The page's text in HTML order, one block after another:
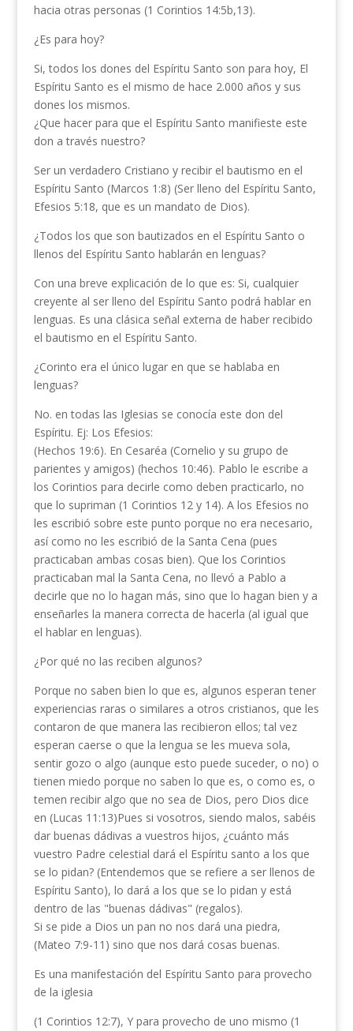
hacia otras personas (1 Corintios 14:5b,13).
¿Es para hoy?
Si, todos los dones del Espíritu Santo son para hoy, El
Espíritu Santo es el mismo de hace 2.000 años y sus
dones los mismos.
¿Que hacer para que el Espíritu Santo manifieste este
don a través nuestro?
Ser un verdadero Cristiano y recibir el bautismo en el
Espíritu Santo (Marcos 1:8) (Ser lleno del Espíritu Santo,
Efesios 5:18, que es un mandato de Dios).
¿Todos los que son bautizados en el Espíritu Santo o
llenos del Espíritu Santo hablarán en lenguas?
Con una breve explicación de lo que es: Si, cualquier
creyente al ser lleno del Espíritu Santo podrá hablar en
lenguas. Es una clásica señal externa de haber recibido
el bautismo en el Espíritu Santo.
¿Corinto era el único lugar en que se hablaba en
lenguas?
No. en todas las Iglesias se conocía este don del
Espíritu. Ej: Los Efesios:
(Hechos 19:6). En Cesaréa (Cornelio y su grupo de
parientes y amigos) (hechos 10:46). Pablo le escribe a
los Corintios para decirle como deben practicarlo, no
que lo supriman (1 Corintios 12 y 14). A los Efesios no
les escribió sobre este punto porque no era necesario,
así como no les escribió de la Santa Cena (pues
practicaban ambas cosas bien). Que los Corintios
practicaban mal la Santa Cena, no llevó a Pablo a
decirle que no lo hagan más, sino que lo hagan bien y a
enseñarles la manera correcta de hacerla (al igual que
el hablar en lenguas).
¿Por qué no las reciben algunos?
Porque no saben bien lo que es, algunos esperan tener
experiencias raras o similares a otros cristianos, que les
contaron de que manera las recibieron ellos; tal vez
esperan caerse o que la lengua se les mueva sola,
sentir gozo o algo (aunque esto puede suceder, o no) o
tienen miedo porque no saben lo que es, o como es, o
temen recibir algo que no sea de Dios, pero Dios dice
en (Lucas 11:13)Pues si vosotros, siendo malos, sabéis
dar buenas dádivas a vuestros hijos, ¿cuánto más
vuestro Padre celestial dará el Espíritu santo a los que
se lo pidan? (Entendemos que se refiere a ser llenos de
Espíritu Santo), lo dará a los que se lo pidan y está
dentro de las "buenas dádivas" (regalos).
Si se pide a Dios un pan no nos dará una piedra,
(Mateo 7:9-11) sino que nos dará cosas buenas.
Es una manifestación del Espíritu Santo para provecho
de la iglesia
(1 Corintios 12:7), Y para provecho de uno mismo (1